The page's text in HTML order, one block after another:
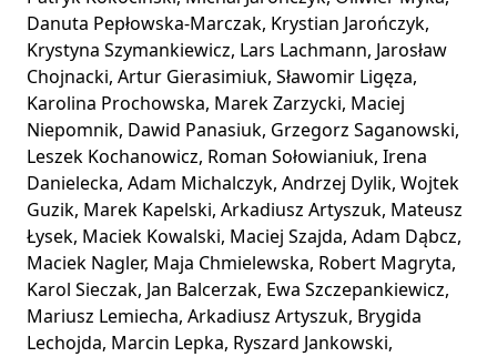
Danuta Pepłowska-Marczak, Krystian Jarończyk,
Krystyna Szymankiewicz, Lars Lachmann, Jarosław
Chojnacki, Artur Gierasimiuk, Sławomir Ligęza,
Karolina Prochowska, Marek Zarzycki, Maciej
Niepomnik, Dawid Panasiuk, Grzegorz Saganowski,
Leszek Kochanowicz, Roman Sołowianiuk, Irena
Danielecka, Adam Michalczyk, Andrzej Dylik, Wojtek
Guzik, Marek Kapelski, Arkadiusz Artyszuk, Mateusz
Łysek, Maciek Kowalski, Maciej Szajda, Adam Dąbcz,
Maciek Nagler, Maja Chmielewska, Robert Magryta,
Karol Sieczak, Jan Balcerzak, Ewa Szczepankiewicz,
Mariusz Lemiecha, Arkadiusz Artyszuk, Brygida
Lechojda, Marcin Lepka, Ryszard Jankowski,